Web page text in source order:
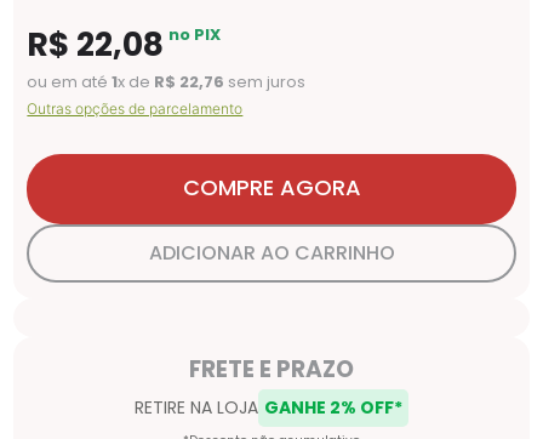
R$ 22,08 no PIX
ou em até1x de R$ 22,76 sem juros
Outras opções de parcelamento
COMPRE AGORA
ADICIONAR AO CARRINHO